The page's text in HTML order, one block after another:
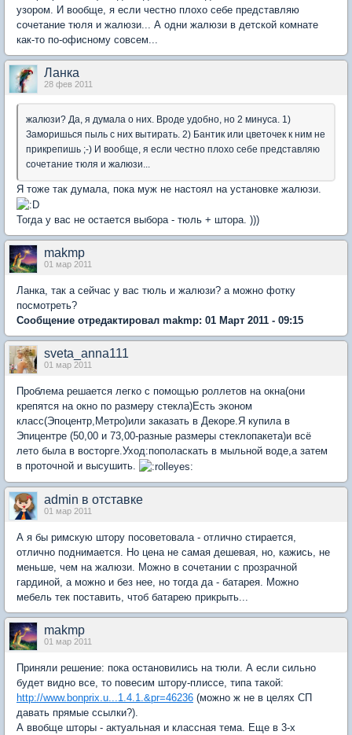
узором. И вообще, я если честно плохо себе представляю
сочетание тюля и жалюзи... А одни жалюзи в детской комнате
как-то по-офисному совсем...
Ланка
28 фев 2011
жалюзи? Да, я думала о них. Вроде удобно, но 2 минуса. 1)
Заморишься пыль с них вытирать. 2) Бантик или цветочек к ним не
прикрепишь ;-) И вообще, я если честно плохо себе представляю
сочетание тюля и жалюзи...
Я тоже так думала, пока муж не настоял на установке жалюзи.
Тогда у вас не остается выбора - тюль + штора. )))
makmp
01 мар 2011
Ланка, так а сейчас у вас тюль и жалюзи? а можно фотку
посмотреть?
Сообщение отредактировал makmp: 01 Март 2011 - 09:15
sveta_anna111
01 мар 2011
Проблема решается легко с помощью роллетов на окна(они
крепятся на окно по размеру стекла)Есть эконом
класс(Эпоцентр,Метро)или заказать в Декоре.Я купила в
Эпицентре (50,00 и 73,00-разные размеры стеклопакета)и всё
лето была в восторге.Уход:пополаскать в мыльной воде,а затем
в проточной и высушить.
admin в отставке
01 мар 2011
А я бы римскую штору посоветовала - отлично стирается,
отлично поднимается. Но цена не самая дешевая, но, кажись, не
меньше, чем на жалюзи. Можно в сочетании с прозрачной
гардиной, а можно и без нее, но тогда да - батарея. Можно
мебель тек поставить, чтоб батарею прикрыть...
makmp
01 мар 2011
Приняли решение: пока остановились на тюли. А если сильно
будет видно все, то повесим штору-плиссе, типа такой:
http://www.bonprix.u...1.4.1.&pr=46236 (можно ж не в целях СП
давать прямые ссылки?).
А ввобще шторы - актуальная и классная тема. Еще в 3-х